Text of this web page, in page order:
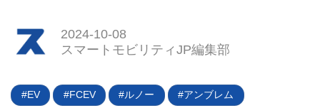
ンゴをモチーフにしたレストモッ
界初公開される。2024年10月1日
ー画像を元に、現代に蘇るフル電
動のサブコンパクトSUVの概要を
2024-10-08
スマートモビリティJP編集部
EV FCEV ルノー アンブレム